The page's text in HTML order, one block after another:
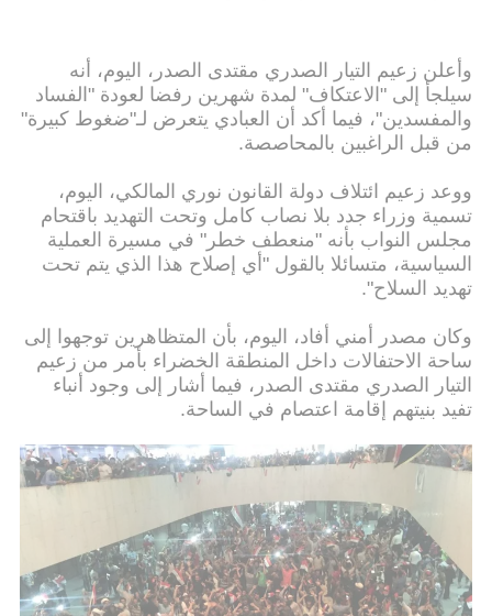
وأعلن زعيم التيار الصدري مقتدى الصدر، اليوم، أنه
سيلجأ إلى "الاعتكاف" لمدة شهرين رفضا لعودة "الفساد
والمفسدين"، فيما أكد أن العبادي يتعرض لـ"ضغوط كبيرة"
من قبل الراغبين بالمحاصصة.
ووعد زعيم ائتلاف دولة القانون نوري المالكي، اليوم،
تسمية وزراء جدد بلا نصاب كامل وتحت التهديد باقتحام
مجلس النواب بأنه "منعطف خطر" في مسيرة العملية
السياسية، متسائلا بالقول "أي إصلاح هذا الذي يتم تحت
تهديد السلاح".
وكان مصدر أمني أفاد، اليوم، بأن المتظاهرين توجهوا إلى
ساحة الاحتفالات داخل المنطقة الخضراء بأمر من زعيم
التيار الصدري مقتدى الصدر، فيما أشار إلى وجود أنباء
تفيد بنيتهم إقامة اعتصام في الساحة.